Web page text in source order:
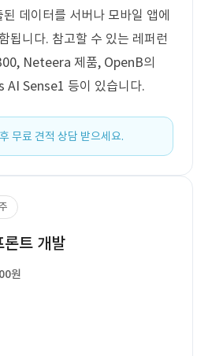
데이터를 서버나 모바일 앱에
됩니다. 참고할 수 있는 레퍼런
Neteera 제품, OpenB의
Sense1 등이 있습니다.
무료 견적 상담 받으세요.
론트 개발
원